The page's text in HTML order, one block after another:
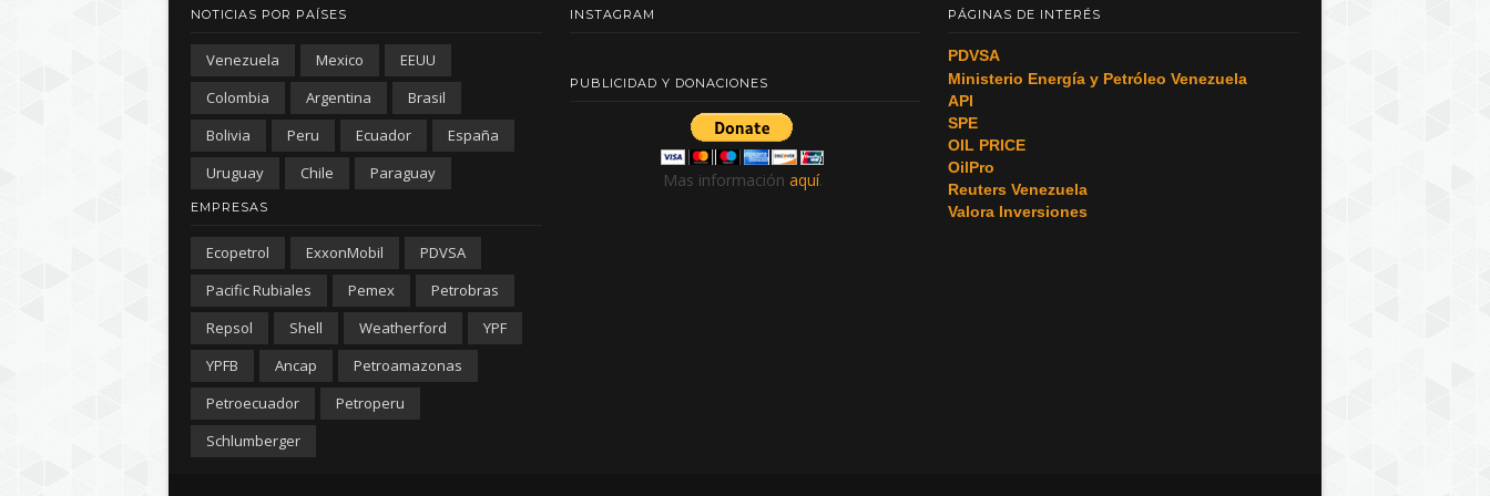
NOTICIAS POR PAÍSES
Venezuela Mexico
EEUU
Colombia
Argentina
Brasil
Bolivia
Peru Ecuador
España
Uruguay
Chile Paraguay
EMPRESAS
Ecopetrol ExxonMobil
PDVSA
Pacific Rubiales
Pemex
Petrobras
Repsol
Shell Weatherford
YPF
YPFB
Ancap
Petroamazonas
Petroecuador
Petroperu
Schlumberger
INSTAGRAM
PUBLICIDAD Y DONACIONES
Mas información aquí.
PÁGINAS DE INTERÉS
PDVSA
Ministerio Energía y Petróleo Venezuela
API
SPE
OIL PRICE
OilPro
Reuters Venezuela
Valora Inversiones